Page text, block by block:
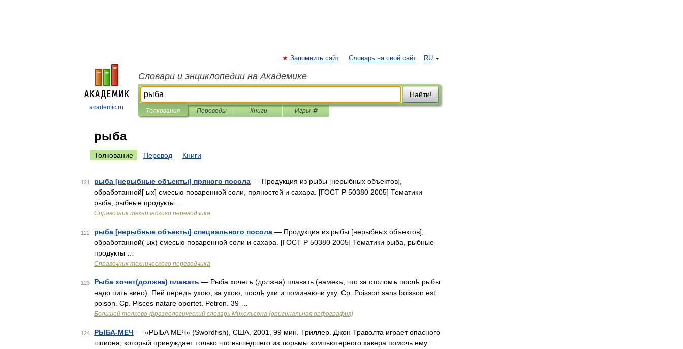
academic.ru
RU
Запомнить сайт Словарь на свой сайт
Словари и энциклопедии на Академике
Найти!
Толкования Переводы Книги Игры ⚽
рыба
Толкование Перевод Книги
121 рыба [нерыбные объекты] пряного посола — Продукция из рыбы [нерыбных объектов],
обработанной[ ых] смесью поваренной соли, пряностей и сахара. [ГОСТ Р 50380 2005] Тематики
рыба, рыбные продукты …
Справочник технического переводчика
122 рыба [нерыбные объекты] специального посола — Продукция из рыбы [нерыбных объектов],
обработанной( ых) смесью поваренной соли и сахара. [ГОСТ Р 50380 2005] Тематики рыба, рыбные
продукты …
Справочник технического переводчика
123 Рыба хочет(должна) плавать — Рыба хочетъ (должна) плавать (намекъ, что за столомъ послѣ рыбы
надо пить вино). Пей передъ ухою, за ухою, послѣ ухи и поминаючи уху. Ср. Poisson sans boisson est
poison. Ср. Pisces natare oportet. Petron. 39 …
Большой толково-фразеологический словарь Михельсона (оригинальная орфография)
124 РЫБА-МЕЧ — «РЫБА МЕЧ» (Swordfish), США, 2001, 99 мин. Триллер. Джон Траволта играет опасного
шпиона, который принуждает только что вышедшего из тюрьмы компьютерного хакера помочь ему